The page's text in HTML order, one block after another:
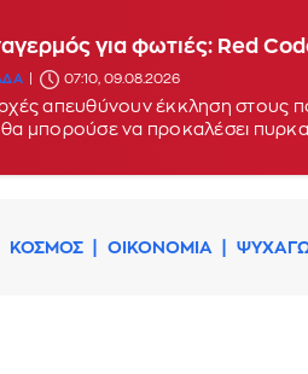
για φωτιές: Red
07:10, 09.08.2026
απευθύνουν έκκληση στους
μπορούσε να προκαλέσει
ΚΟΣΜΟΣ ΟΙΚΟΝΟΜΙΑ